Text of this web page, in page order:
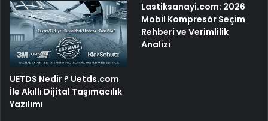
UETDS Nedir ? Uetds.com
İle Akıllı Dijital Taşımacılık
Yazılımı
Lastiksanayi.com: 2026
Mobil Kompresör Seçim
Rehberi ve Verimlilik
Analizi